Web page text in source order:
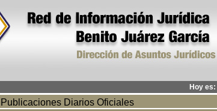
Hoy es:
Publicaciones Diarios Oficiales